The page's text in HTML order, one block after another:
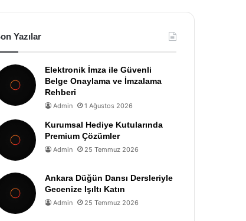
Yazılar
Elektronik İmza ile Güvenli
Belge Onaylama ve İmzalama
Rehberi
Admin 1 Ağustos 2026
Kurumsal Hediye Kutularında
Premium Çözümler
Admin 25 Temmuz 2026
Ankara Düğün Dansı Dersleriyle
Gecenize Işıltı Katın
Admin 25 Temmuz 2026